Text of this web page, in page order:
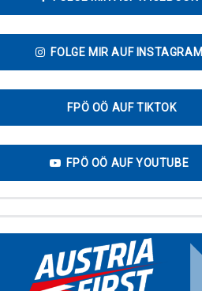
FOLGE MIR AUF INSTAGRAM
FPÖ OÖ AUF TIKTOK
FPÖ OÖ AUF YOUTUBE